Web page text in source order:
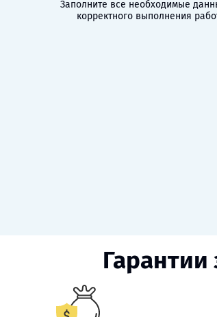
Заполните все необходимые
корректного выполнения